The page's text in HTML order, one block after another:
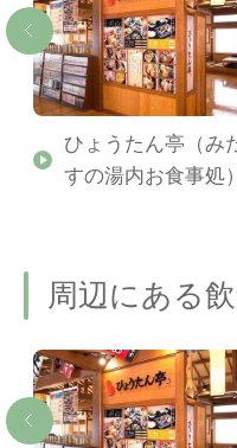
ひょうたん亭（み
すの湯内お食事処）
周辺にある